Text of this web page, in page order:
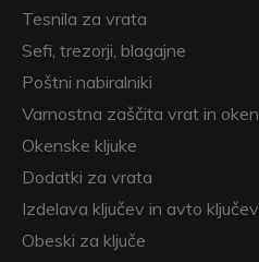
Tesnila za vrata
Sefi, trezorji, blagajne
Poštni nabiralniki
Varnostna zaščita vrat in oken
Okenske kljuke
Dodatki za vrata
Izdelava ključev in avto ključev
Obeski za ključe